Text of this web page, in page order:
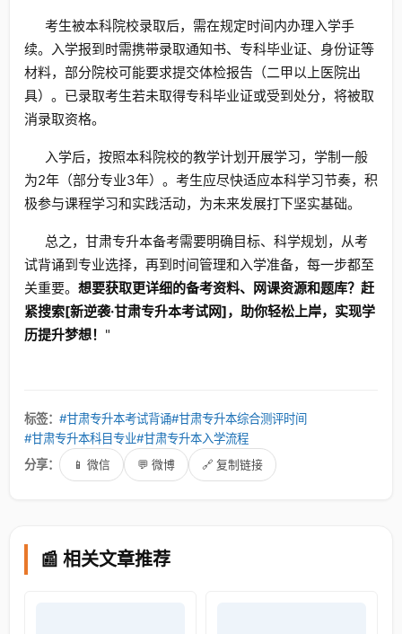
考生被本科院校录取后，需在规定时间内办理入学手
续。入学报到时需携带录取通知书、专科毕业证、身份证等
材料，部分院校可能要求提交体检报告（二甲以上医院出
具）。已录取考生若未取得专科毕业证或受到处分，将被取
消录取资格。
入学后，按照本科院校的教学计划开展学习，学制一般
为2年（部分专业3年）。考生应尽快适应本科学习节奏，积
极参与课程学习和实践活动，为未来发展打下坚实基础。
总之，甘肃专升本备考需要明确目标、科学规划，从考
试背诵到专业选择，再到时间管理和入学准备，每一步都至
关重要。 想要获取更详细的备考资料、网课资源和题库？赶
紧搜索[新逆袭·甘肃专升本考试网]，助你轻松上岸，实现学
历提升梦想！ "
标签： #甘肃专升本考试背诵#甘肃专升本综合测评时间
#甘肃专升本科目专业#甘肃专升本入学流程
分享：
📱 微信 💬 微博 🔗 复制链接
📰 相关文章推荐